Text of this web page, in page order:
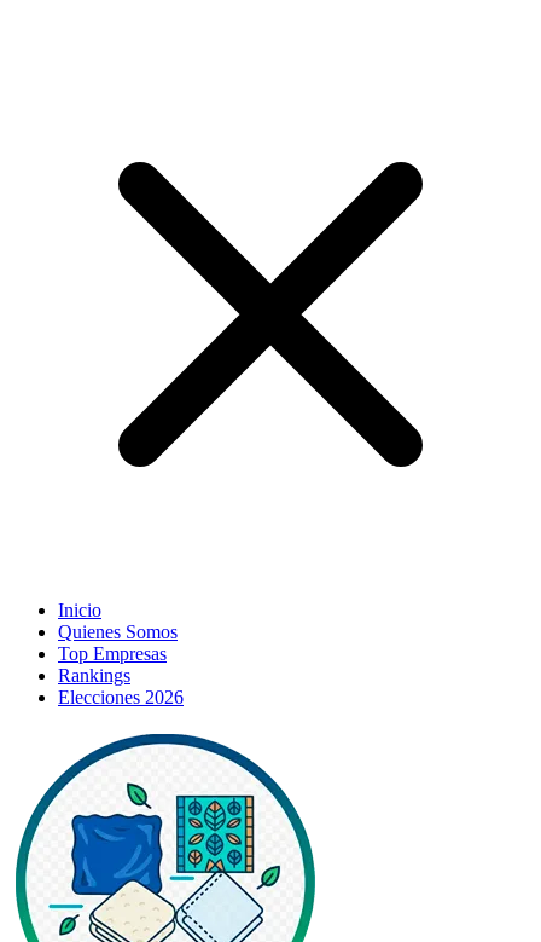
Inicio
Quienes Somos
Top Empresas
Rankings
Elecciones 2026